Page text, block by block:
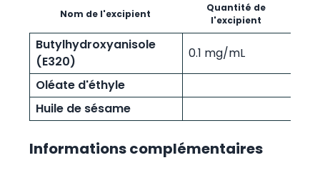
Nom de l'excipient
Quantité de
l'excipient
Butylhydroxyanisole
(E320)
0.1 mg/mL
Oléate d'éthyle
Huile de sésame
Informations complémentaires